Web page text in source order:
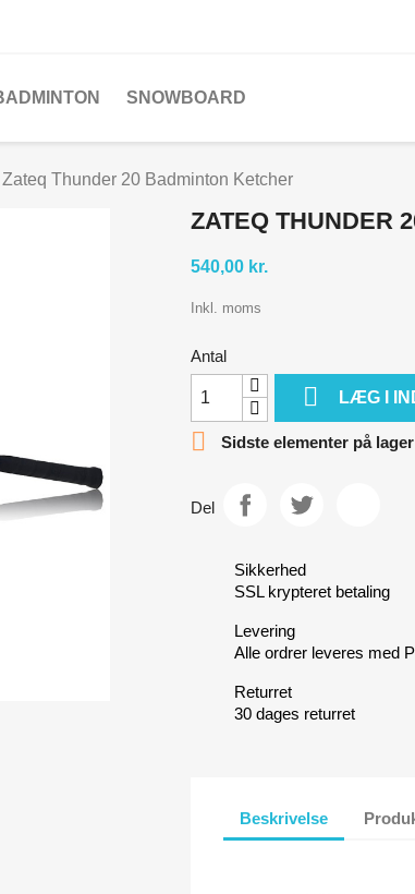
SNOWBOARD
Zateq Thunder 20 Badminton Ketcher
ZATEQ THUNDER
540,00 kr.
Inkl. moms
Antal
 LÆG I

Sidste elementer på lager
Del
Sikkerhed
SSL krypteret betaling
Levering
Alle ordrer leveres med
Returret
30 dages returret
Beskrivelse